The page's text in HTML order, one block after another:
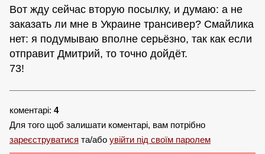
Вот жду сейчас вторую посылку, и думаю: а не
заказать ли мне в Украине трансивер? Смайлика
нет: я подумываю вполне серьёзно, так как если
отправит Дмитрий, то точно дойдёт.
73!
коментарі: 4
Для того щоб залишати коментарі, вам потрібно
зареєструватися та/або увійти під своїм паролем